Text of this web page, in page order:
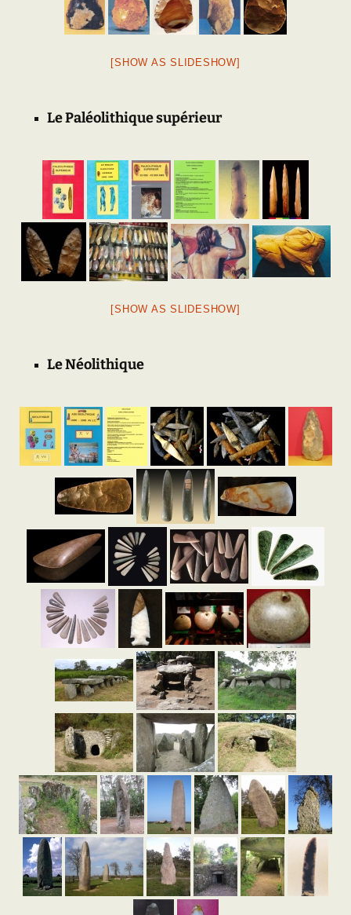
[SHOW AS SLIDESHOW]
Le Paléolithique supérieur
[SHOW AS SLIDESHOW]
Le Néolithique